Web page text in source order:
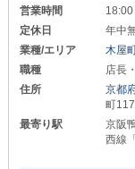
営業時間
定休日
年中
業種/エリア
木屋
職種
店長
住所
京都
町
最寄り駅
京阪
西線